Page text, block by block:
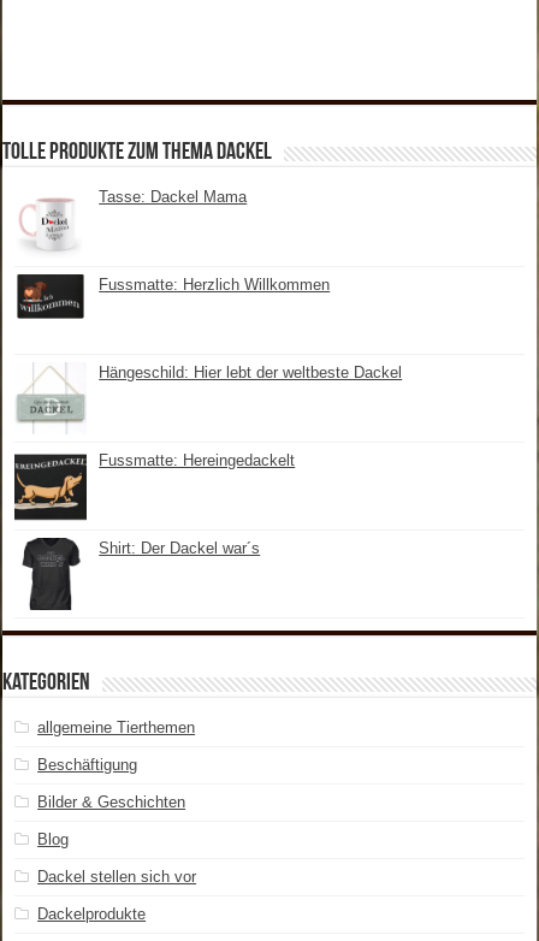
tolle Produkte zum Thema Dackel
Tasse: Dackel Mama
Fussmatte: Herzlich Willkommen
Hängeschild: Hier lebt der weltbeste Dackel
Fussmatte: Hereingedackelt
Shirt: Der Dackel war´s
Kategorien
allgemeine Tierthemen
Beschäftigung
Bilder & Geschichten
Blog
Dackel stellen sich vor
Dackelprodukte